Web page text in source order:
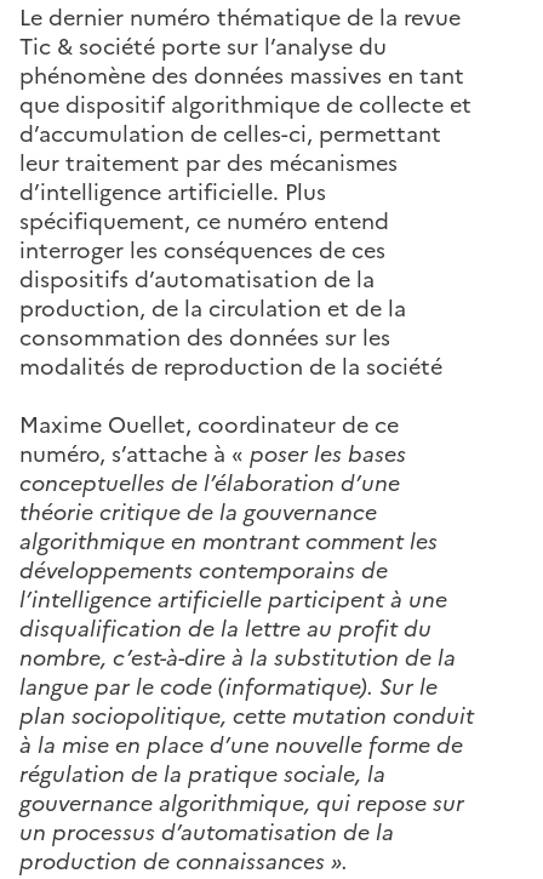
Le dernier numéro thématique de la revue
Tic & société porte sur l’analyse du
phénomène des données massives en tant
que dispositif algorithmique de collecte et
d’accumulation de celles-ci, permettant
leur traitement par des mécanismes
d’intelligence artificielle. Plus
spécifiquement, ce numéro entend
interroger les conséquences de ces
dispositifs d’automatisation de la
production, de la circulation et de la
consommation des données sur les
modalités de reproduction de la société
Maxime Ouellet, coordinateur de ce
numéro, s’attache à « poser les bases
conceptuelles de l’élaboration d’une
théorie critique de la gouvernance
algorithmique en montrant comment les
développements contemporains de
l’intelligence artificielle participent à une
disqualification de la lettre au profit du
nombre, c’est-à-dire à la substitution de la
langue par le code (informatique). Sur le
plan sociopolitique, cette mutation conduit
à la mise en place d’une nouvelle forme de
régulation de la pratique sociale, la
gouvernance algorithmique, qui repose sur
un processus d’automatisation de la
production de connaissances ».